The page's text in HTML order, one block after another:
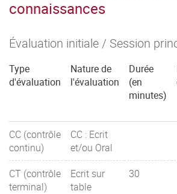
connaissances
Évaluation initiale / Session
Type
d'évaluation
Nature de
l'évaluation
Durée
(en
minutes)
CC (contrôle
continu)
CC : Ecrit
et/ou Oral
CT (contrôle
terminal)
Ecrit sur
table
30